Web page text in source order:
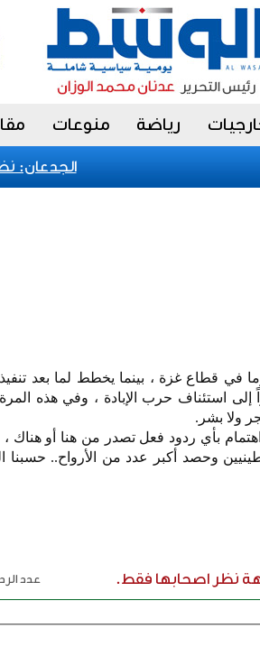
رياضة منوعات
الجدعان:
يراوغ الكيان المحتل ، يعلن موافقته على هدنة 60 يوما في قطاع غزة ، بينما يخطط لما
إلى استئناف حرب الإبادة ، وفي هذه
ولا بشر.
بأي ردود فعل تصدر من هنا أو هناك ،
وحصد أكبر عدد من الأرواح.. حسبنا
نظر اصحابها فقط.
عدد